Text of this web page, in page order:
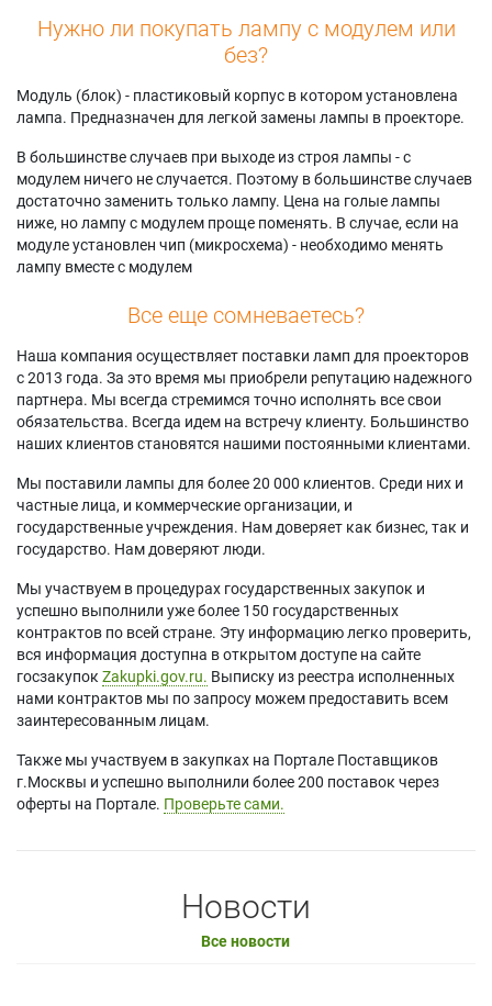
Нужно ли покупать лампу с модулем или
без?
Модуль (блок) - пластиковый корпус в котором установлена
лампа. Предназначен для легкой замены лампы в проекторе.
В большинстве случаев при выходе из строя лампы - с
модулем ничего не случается. Поэтому в большинстве случаев
достаточно заменить только лампу. Цена на голые лампы
ниже, но лампу с модулем проще поменять. В случае, если на
модуле установлен чип (микросхема) - необходимо менять
лампу вместе с модулем
Все еще сомневаетесь?
Наша компания осуществляет поставки ламп для проекторов
с 2013 года. За это время мы приобрели репутацию надежного
партнера. Мы всегда стремимся точно исполнять все свои
обязательства. Всегда идем на встречу клиенту. Большинство
наших клиентов становятся нашими постоянными клиентами.
Мы поставили лампы для более 20 000 клиентов. Среди них и
частные лица, и коммерческие организации, и
государственные учреждения. Нам доверяет как бизнес, так и
государство. Нам доверяют люди.
Мы участвуем в процедурах государственных закупок и
успешно выполнили уже более 150 государственных
контрактов по всей стране. Эту информацию легко проверить,
вся информация доступна в открытом доступе на сайте
госзакупок Zakupki.gov.ru. Выписку из реестра исполненных
нами контрактов мы по запросу можем предоставить всем
заинтересованным лицам.
Также мы участвуем в закупках на Портале Поставщиков
г.Москвы и успешно выполнили более 200 поставок через
оферты на Портале. Проверьте сами.
Новости
Все новости